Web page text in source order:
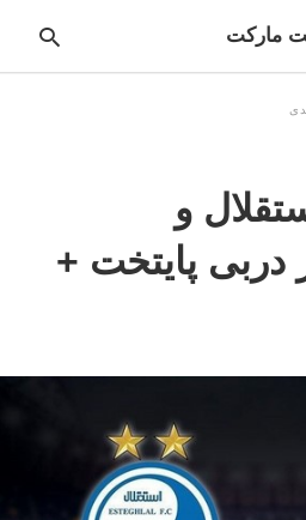
مارکت
و
پایتخت +